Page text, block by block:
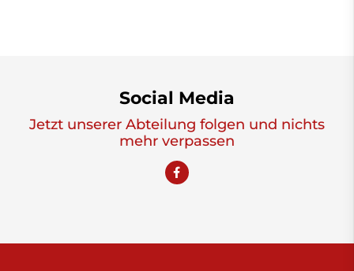
Social Media
Jetzt unserer Abteilung folgen und nichts
mehr verpassen